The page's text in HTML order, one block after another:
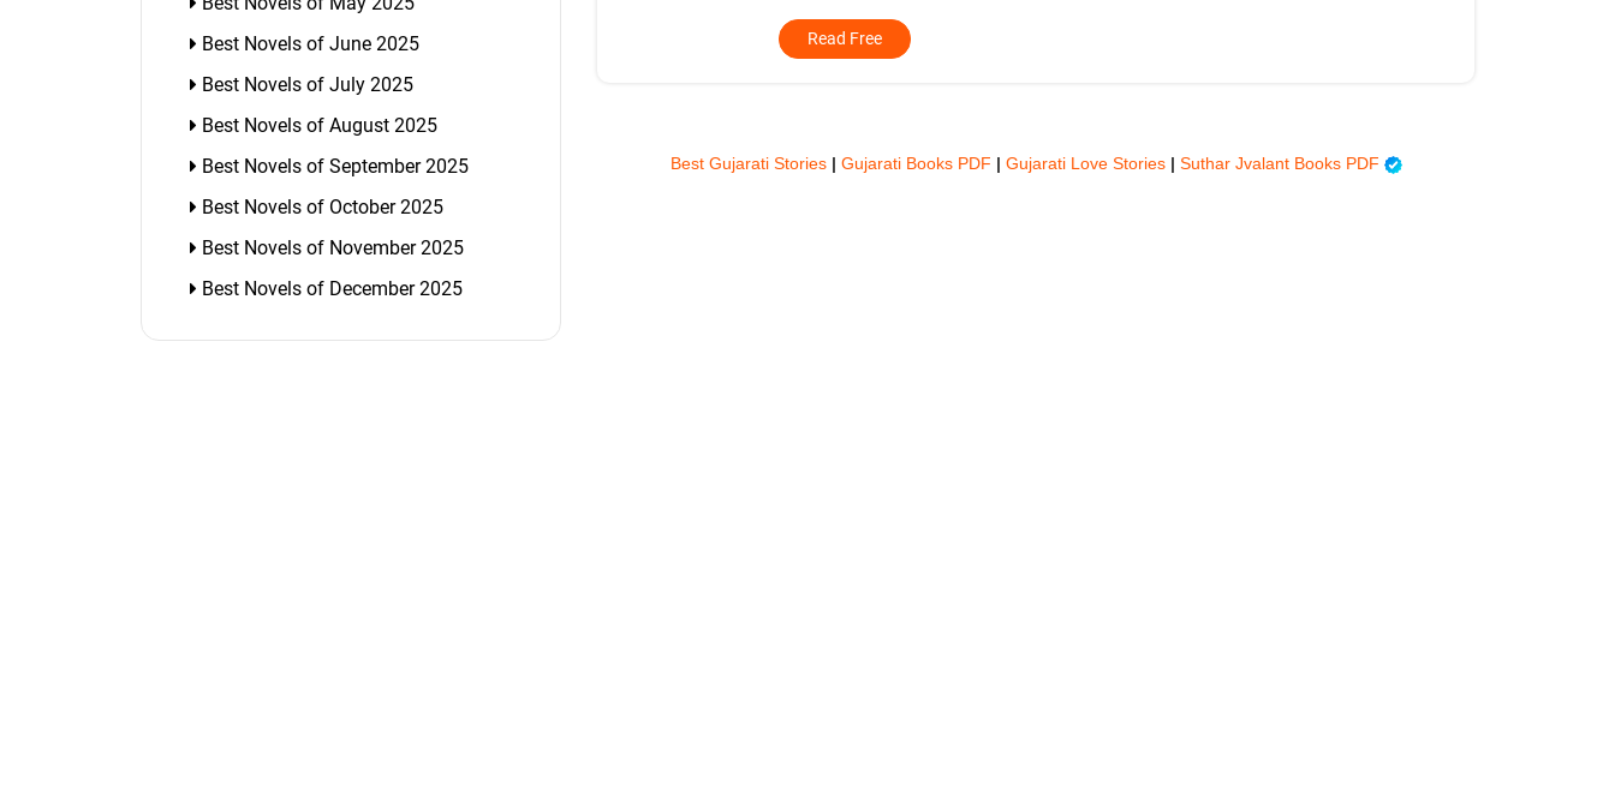
Best Novels of June 2025
Best Novels of July 2025
Best Novels of August 2025
Best Novels of September 2025
Best Novels of October 2025
Best Novels of November 2025
Best Novels of December 2025
Read Free
Best Gujarati Stories | Gujarati Books PDF | Gujarati Love Stories | Suthar Jvalant Books PDF